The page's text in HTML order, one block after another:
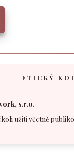
ETICKÝ
s.r.o.
užití včetně